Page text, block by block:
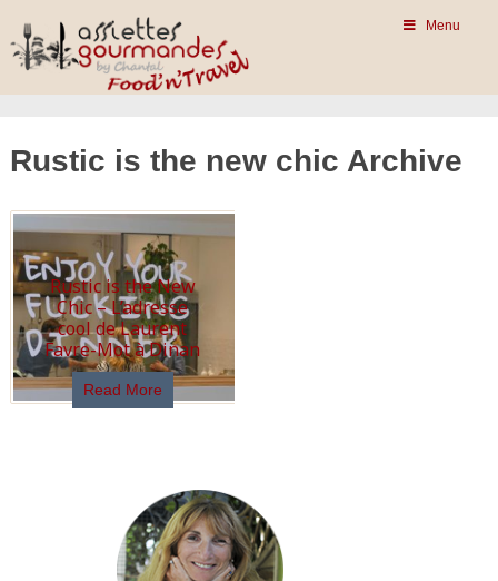
Menu
Rustic is the new chic Archive
Rustic is the New
Chic – L’adresse
cool de Laurent
Favre-Mot à Dinan
Read More